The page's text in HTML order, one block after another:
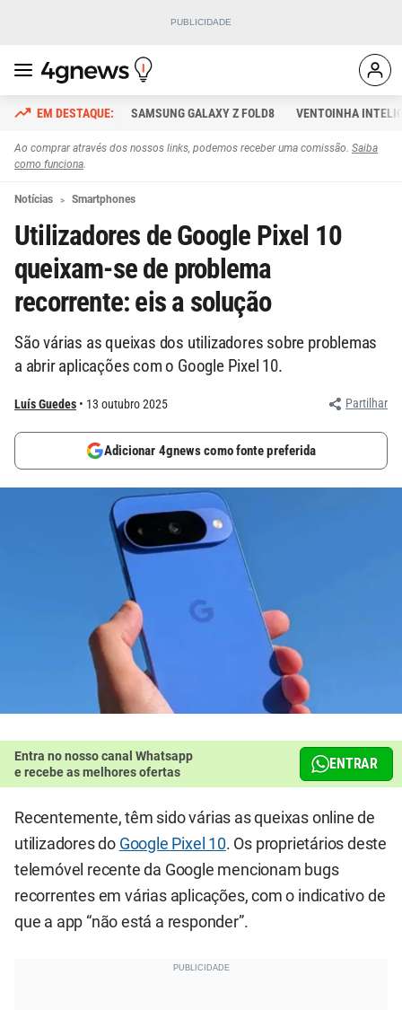
SAMSUNG GALAXY Z FOLD8 VENTOINHA
Ao comprar através dos nossos links, podemos receber uma comissão. Saiba
como funciona.
Notícias Smartphones
Utilizadores de Google Pixel 10
queixam-se de problema
recorrente: eis a solução
São várias as queixas dos utilizadores sobre problemas
a abrir aplicações com o Google Pixel 10.
Luís Guedes 13 outubro 2025 Partilhar
Adicionar 4gnews como fonte preferida
Entra no nosso canal Whatsapp
e recebe as melhores ofertas
ENTRAR
Recentemente, têm sido várias as queixas online de
utilizadores do Google Pixel 10. Os proprietários deste
telemóvel recente da Google mencionam bugs
recorrentes em várias aplicações, com o indicativo de
que a app “não está a responder”.